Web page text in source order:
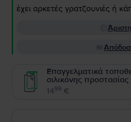
έχει αρκετές γρατζουνιές ή
Επαγγελματικά
σιλικόνης
1499 €